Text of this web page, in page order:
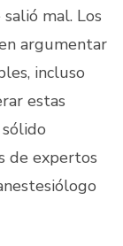
mal. Los
argumentar
incluso
estas
de expertos